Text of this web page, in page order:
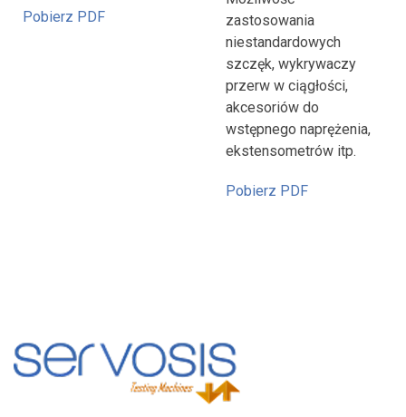
Pobierz PDF
zastosowania
niestandardowych
szczęk, wykrywaczy
przerw w ciągłości,
akcesoriów do
wstępnego naprężenia,
ekstensometrów itp.
Pobierz PDF